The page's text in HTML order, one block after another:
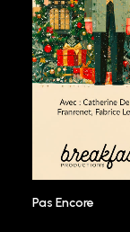
Pas Encore